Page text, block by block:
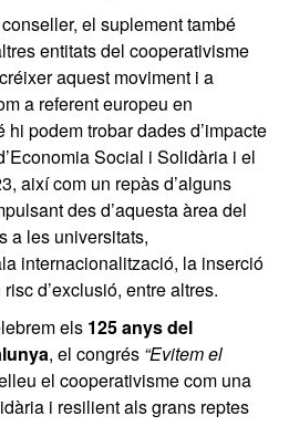
el suplement també
entitats del cooperativisme
aquest moviment i a
a referent europeu en
podem trobar dades d’impacte
Social i Solidària i el
així com un repàs d’alguns
des d’aquesta àrea del
a les universitats,
internacionalització, la inserció
d’exclusió, entre altres.
els 125 anys del
, el congrés “Evitem el
el cooperativisme com una
i resilient als grans reptes